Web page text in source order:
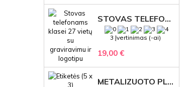
STOVAS TELEFONAMS KLASEI (27 VIETOS) – GRAVIRUOJAMAS ORGANIZATORIUS
3 Įvertinimas (-ai)
19,00 €
METALIZUOTO PLASTIKO ETIKETĖS SU GRAVIRUOTU TEKSTU -LOGOTIPU